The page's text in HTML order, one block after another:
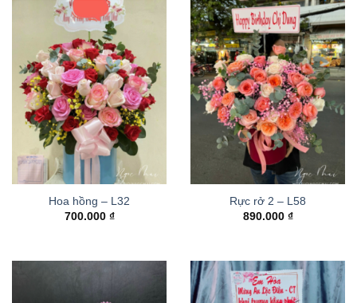
Hoa hồng – L32
700.000 ₫
Rực rở 2 – L58
890.000 ₫